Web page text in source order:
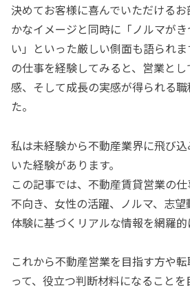
決めてお客様に喜んでいただける
かなイメージと同時に「ノルマが
い」といった厳しい側面も語られ
の仕事を経験してみると、営業と
感、そして成長の実感が得られる
た。
私は未経験から不動産業界に飛び
いた経験があります。
この記事では、不動産賃貸営業の
不向き、女性の活躍、ノルマ、志
体験に基づくリアルな情報を網羅的
これから不動産営業を目指す方や
って、役立つ判断材料になること